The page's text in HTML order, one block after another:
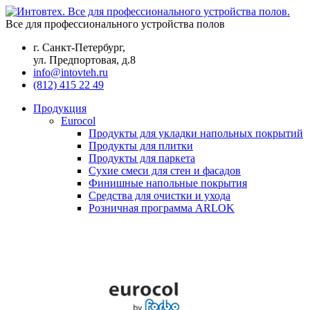
Все для профессионального устройства полов
г. Санкт-Петербург,
ул. Предпортовая, д.8
info@intovteh.ru
(812) 415 22 49
Продукция
Eurocol
Продукты для укладки напольных покрытий
Продукты для плитки
Продукты для паркета
Сухие смеси для стен и фасадов
Финишные напольные покрытия
Средства для очистки и ухода
Розничная программа ARLOK